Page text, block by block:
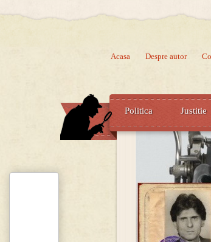
Acasa Despre autor
Politica Justitie